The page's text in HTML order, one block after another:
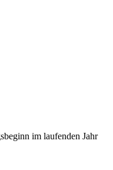
im laufenden Jahr